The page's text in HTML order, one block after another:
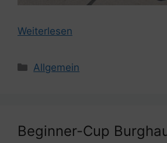
Weiterlesen
Kategorien
Allgemein
Beginner-Cup